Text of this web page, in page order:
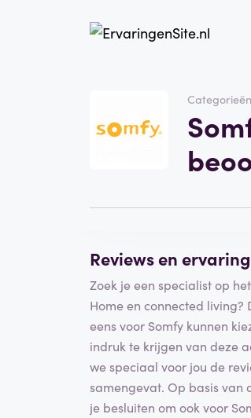
Categorieën
Somfy
Categorie
Reviews en
Zoek je een specialist op
Home en connected living?
eens voor Somfy kunnen
indruk te krijgen van deze
we speciaal voor jou de
samengevat. Op basis van
je besluiten om ook voor